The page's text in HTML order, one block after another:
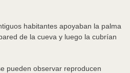
habitantes apoyaban la palma
de la cueva y luego la cubrían
pueden observar reproducen